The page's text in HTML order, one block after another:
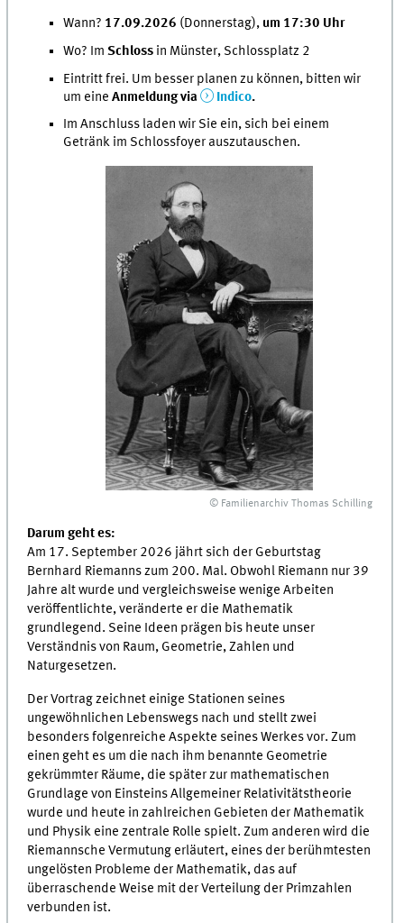
Wann? 17.09.2026 (Donnerstag), um 17:30 Uhr
Wo? ImSchloss in Münster, Schlossplatz 2
Eintritt frei. Um besser planen zu können, bitten wir
um eine Anmeldung via Indico.
Im Anschluss laden wir Sie ein, sich bei einem
Getränk im Schlossfoyer auszutauschen.
© Familienarchiv Thomas Schilling
Darum geht es:
Am 17. September 2026 jährt sich der Geburtstag
Bernhard Riemanns zum 200. Mal. Obwohl Riemann nur 39
Jahre alt wurde und vergleichsweise wenige Arbeiten
veröffentlichte, veränderte er die Mathematik
grundlegend. Seine Ideen prägen bis heute unser
Verständnis von Raum, Geometrie, Zahlen und
Naturgesetzen.
Der Vortrag zeichnet einige Stationen seines
ungewöhnlichen Lebenswegs nach und stellt zwei
besonders folgenreiche Aspekte seines Werkes vor. Zum
einen geht es um die nach ihm benannte Geometrie
gekrümmter Räume, die später zur mathematischen
Grundlage von Einsteins Allgemeiner Relativitätstheorie
wurde und heute in zahlreichen Gebieten der Mathematik
und Physik eine zentrale Rolle spielt. Zum anderen wird die
Riemannsche Vermutung erläutert, eines der berühmtesten
ungelösten Probleme der Mathematik, das auf
überraschende Weise mit der Verteilung der Primzahlen
verbunden ist.